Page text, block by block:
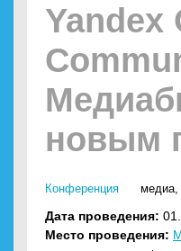
Yandex
новым
Конференция медиа,
Дата проведения:
Место проведения: